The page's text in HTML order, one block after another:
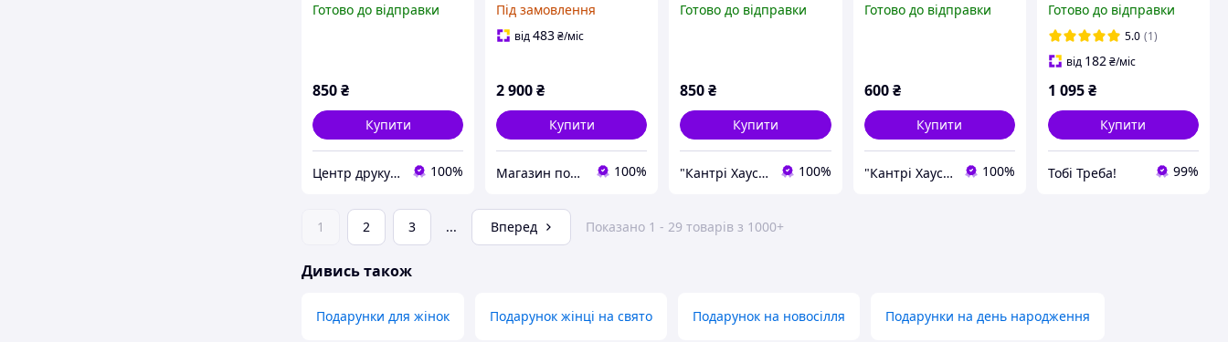
Готово до відправки
850₴
Купити
Центр друку "Print" 100%
Подарунок Дівчині на 8
березня, Подарунок
Під замовлення
від483₴/міс
2 900₴
Купити
Магазин подарунків Weak Point 100%
Готово до відправки
850₴
Купити
"Кантрі Хаус XXI" 100%
Готово до відправки
600 ₴
Купити
"Кантрі Хаус XXI" 100%
Посланням у Коробці +
Безкоштовна доставка
Готово до відправки
5.0 (1)
від 182₴/міс
1 095₴
Купити
Тобі Треба! 99%
1 2 3 ... Вперед Показано 1 - 29 товарів з 1000+
Дивись також
Подарунки для жінок Подарунок жінці на свято Подарунок на новосілля Подарунки на день народження